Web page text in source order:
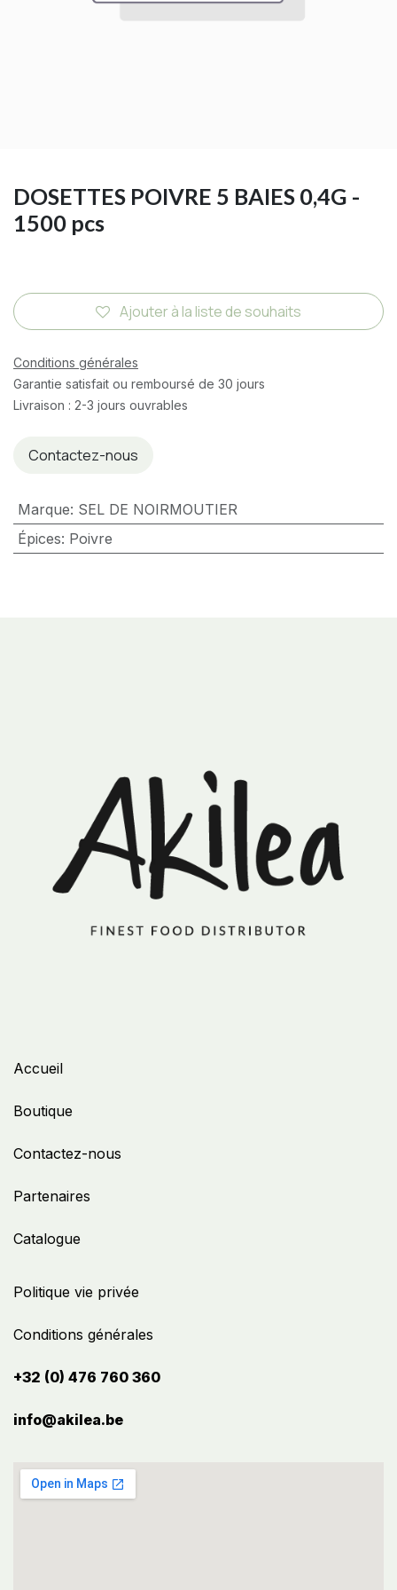
DOSETTES POIVRE 5 BAIES 0,4G -
1500 pcs
Ajouter à la liste de souhaits
Conditions générales
Garantie satisfait ou remboursé de 30 jours
Livraison : 2-3 jours ouvrables
Contactez-nous
Marque: SEL DE NOIRMOUTIER
Épices: Poivre
Politique vie privée
Conditions générales
+32 (0) 476 760 360
info@akilea.be​
Accueil
Boutique
Contactez-nous
Partenaires
Catalogue